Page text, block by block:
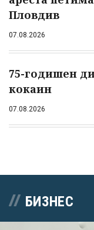
Пловдив
07.08.2026
75-годишен
кокаин
07.08.2026
БИЗНЕС